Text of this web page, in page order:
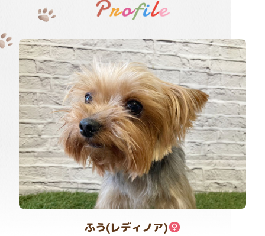
ふう(レディノア)